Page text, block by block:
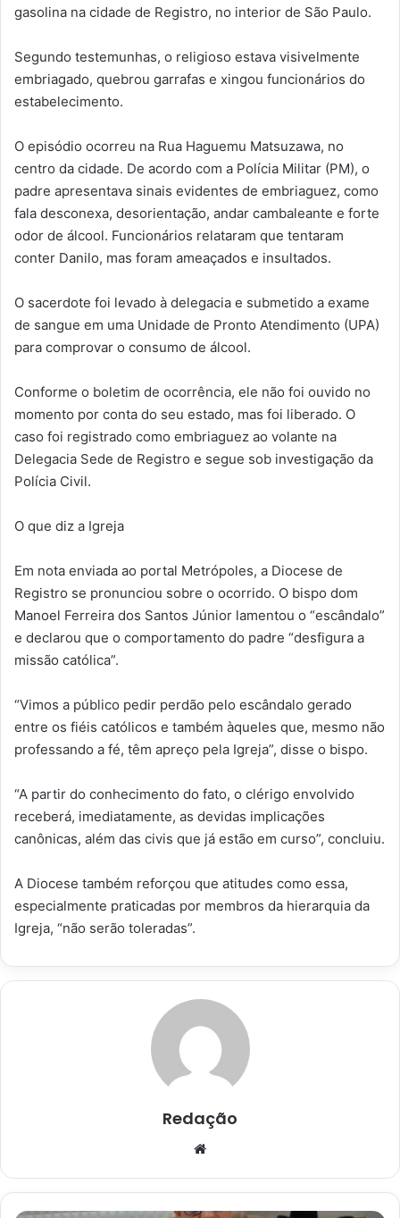
gasolina na cidade de Registro, no interior de São Paulo.
Segundo testemunhas, o religioso estava visivelmente
embriagado, quebrou garrafas e xingou funcionários do
estabelecimento.
O episódio ocorreu na Rua Haguemu Matsuzawa, no
centro da cidade. De acordo com a Polícia Militar (PM), o
padre apresentava sinais evidentes de embriaguez, como
fala desconexa, desorientação, andar cambaleante e forte
odor de álcool. Funcionários relataram que tentaram
conter Danilo, mas foram ameaçados e insultados.
O sacerdote foi levado à delegacia e submetido a exame
de sangue em uma Unidade de Pronto Atendimento (UPA)
para comprovar o consumo de álcool.
Conforme o boletim de ocorrência, ele não foi ouvido no
momento por conta do seu estado, mas foi liberado. O
caso foi registrado como embriaguez ao volante na
Delegacia Sede de Registro e segue sob investigação da
Polícia Civil.
O que diz a Igreja
Em nota enviada ao portal Metrópoles, a Diocese de
Registro se pronunciou sobre o ocorrido. O bispo dom
Manoel Ferreira dos Santos Júnior lamentou o “escândalo”
e declarou que o comportamento do padre “desfigura a
missão católica”.
“Vimos a público pedir perdão pelo escândalo gerado
entre os fiéis católicos e também àqueles que, mesmo não
professando a fé, têm apreço pela Igreja”, disse o bispo.
“A partir do conhecimento do fato, o clérigo envolvido
receberá, imediatamente, as devidas implicações
canônicas, além das civis que já estão em curso”, concluiu.
A Diocese também reforçou que atitudes como essa,
especialmente praticadas por membros da hierarquia da
Igreja, “não serão toleradas”.
Redação